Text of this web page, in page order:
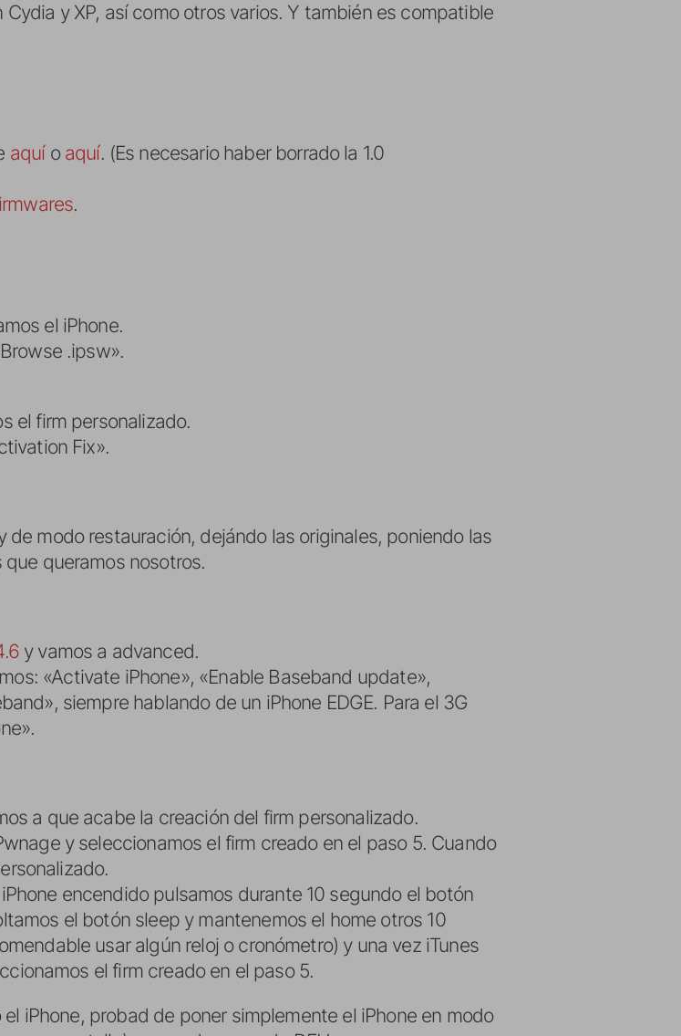
y XP, así como otros varios. Y también es compatible
aquío aquí. (Es necesario haber borrado la 1.0
.
el iPhone.
.ipsw».
el firm personalizado.
Fix».
modo restauración, dejándo las originales, poniendo las
queramos nosotros.
y vamos a advanced.
«Activate iPhone», «Enable Baseband update»,
siempre hablando de un iPhone EDGE. Para el 3G
a que acabe la creación del firm personalizado.
y seleccionamos el firm creado en el paso 5. Cuando
encendido pulsamos durante 10 segundo el botón
el botón sleep y mantenemos el home otros 10
usar algún reloj o cronómetro) y una vez iTunes
el firm creado en el paso 5.
iPhone, probad de poner simplemente el iPhone en modo